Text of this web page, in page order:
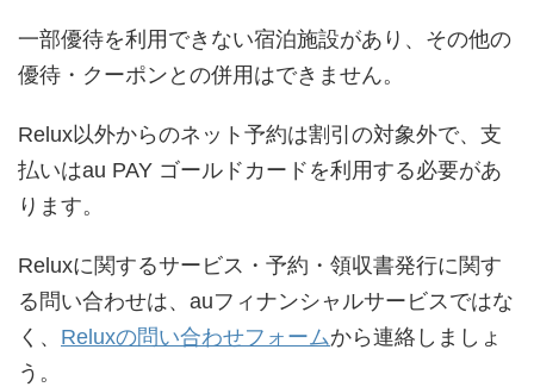
一部優待を利用できない宿泊施設があり、その他の
優待・クーポンとの併用はできません。
Relux以外からのネット予約は割引の対象外で、支
払いはau PAY ゴールドカードを利用する必要があ
ります。
Reluxに関するサービス・予約・領収書発行に関す
る問い合わせは、auフィナンシャルサービスではな
く、 Reluxの問い合わせフォームから連絡しましょ
う。